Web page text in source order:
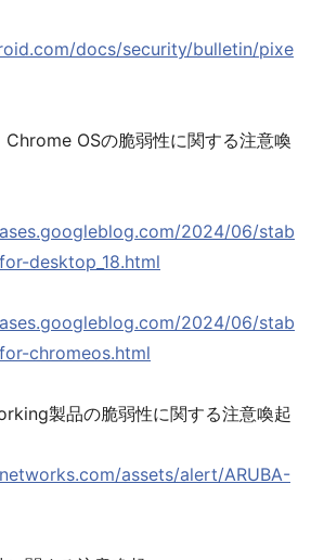
docs/security/bulletin/pixe
OSの脆弱性に関する注意喚
2024/06/stab
desktop_18.html
2024/06/stab
chromeos.html
製品の脆弱性に関する注意喚起
assets/alert/ARUBA-